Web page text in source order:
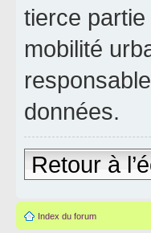
tierce
mobilité
données.
Retour à
Index du forum